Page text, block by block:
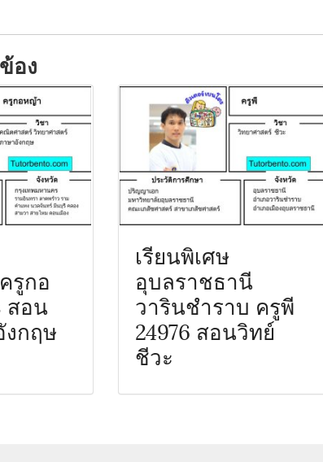
อง
รูกอ
สอน
กฤษ
เรียนพิเศษ
อุบลราชธานี
วารินชำราบ ครูพี
24976 สอนวิทย์
ชีวะ